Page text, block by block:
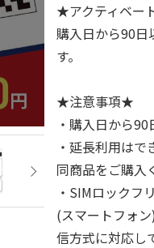
★アクティベー
購入日から90日
す。
★注意事項★
・購入日から
・延長利用は
同商品をご購入
・SIMロックフ
(スマートフォ
信方式に対応し